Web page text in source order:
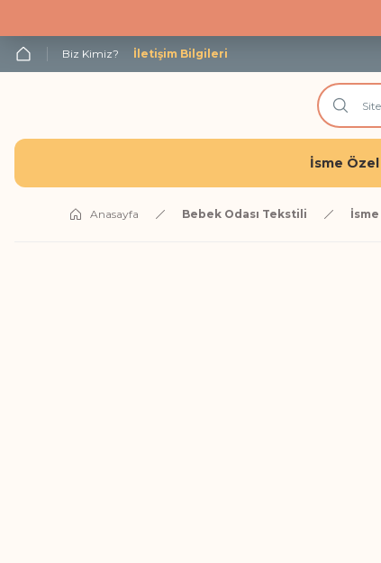
Biz Kimiz? İletişim Bilgileri
İsme Özel
Anasayfa Bebek Odası Tekstili